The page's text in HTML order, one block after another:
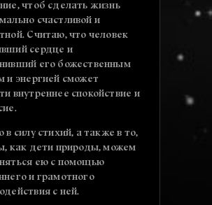
чтоб сделать жизнь
счастливой и
Считаю, что человек
сердце и
его божественным
и энергией сможет
внутреннее спокойствие и
в силу стихий, а также в то,
как дети природы, можем
ею с помощью
и грамотного
с ней.